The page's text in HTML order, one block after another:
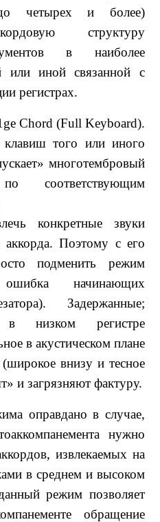
четырех и более)
структуру
в наиболее
или иной связанной с
регистрах.
Chord (Full Keyboard).
клавиш того или иного
многотембровый
по соответствующим
конкретные звуки
аккорда. Поэтому с его
подменить режим
начинающих
Задержанные;
в низком регистре
в акустическом плане
внизу и тесное
и загрязняют фактуру.
оправдано в случае,
нужно
извлекаемых на
в среднем и высоком
режим позволяет
обращение